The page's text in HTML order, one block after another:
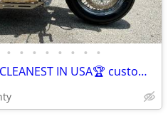
• • • • • • • •
Yamaha V Star Bobber 🏆 CLEANEST IN USA🏆 custom with FL title in hand